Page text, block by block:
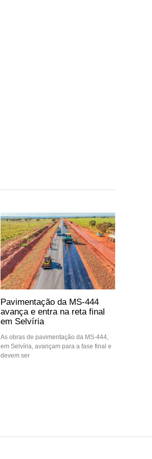
Pavimentação da MS-444
avança e entra na reta final
em Selvíria
As obras de pavimentação da MS-444,
em Selvíria, avançam para a fase final e
devem ser